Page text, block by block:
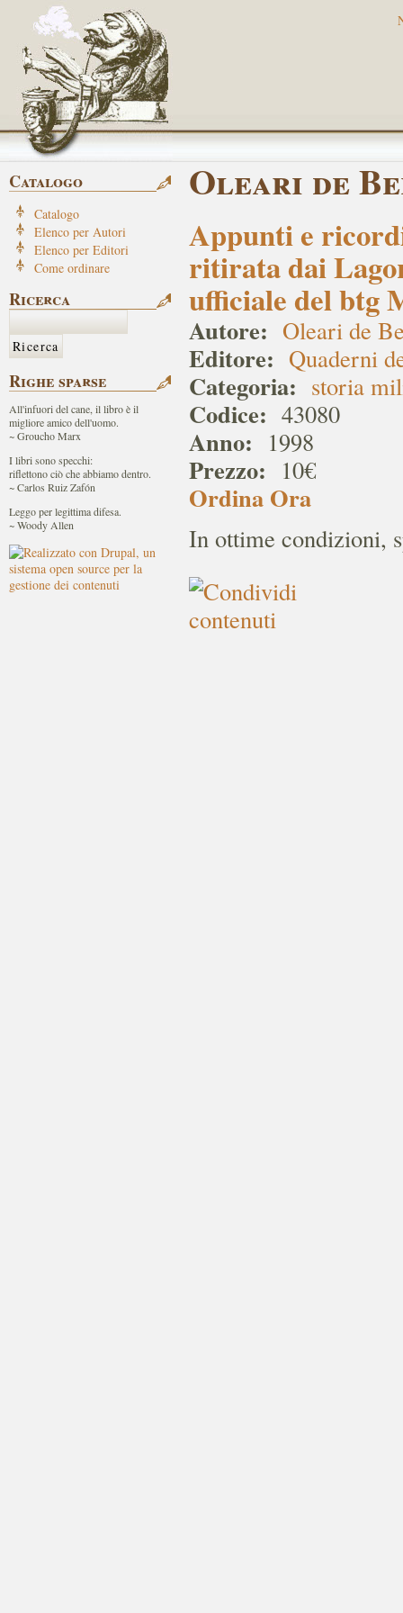
Oleari de
Appunti e
ritirata dai
ufficiale del btg
Autore: Oleari de
Editore: Quaderni
Categoria: storia
Codice: 43080
Anno: 1998
Prezzo: 10€
Ordina Ora
In ottime condizioni,
Catalogo
Catalogo
Elenco per Autori
Elenco per Editori
Come ordinare
Ricerca
Righe sparse
All'infuori del cane, il libro è il
migliore amico dell'uomo.
~ Groucho Marx
I libri sono specchi:
riflettono ciò che abbiamo dentro.
~ Carlos Ruiz Zafón
Leggo per legittima difesa.
~ Woody Allen